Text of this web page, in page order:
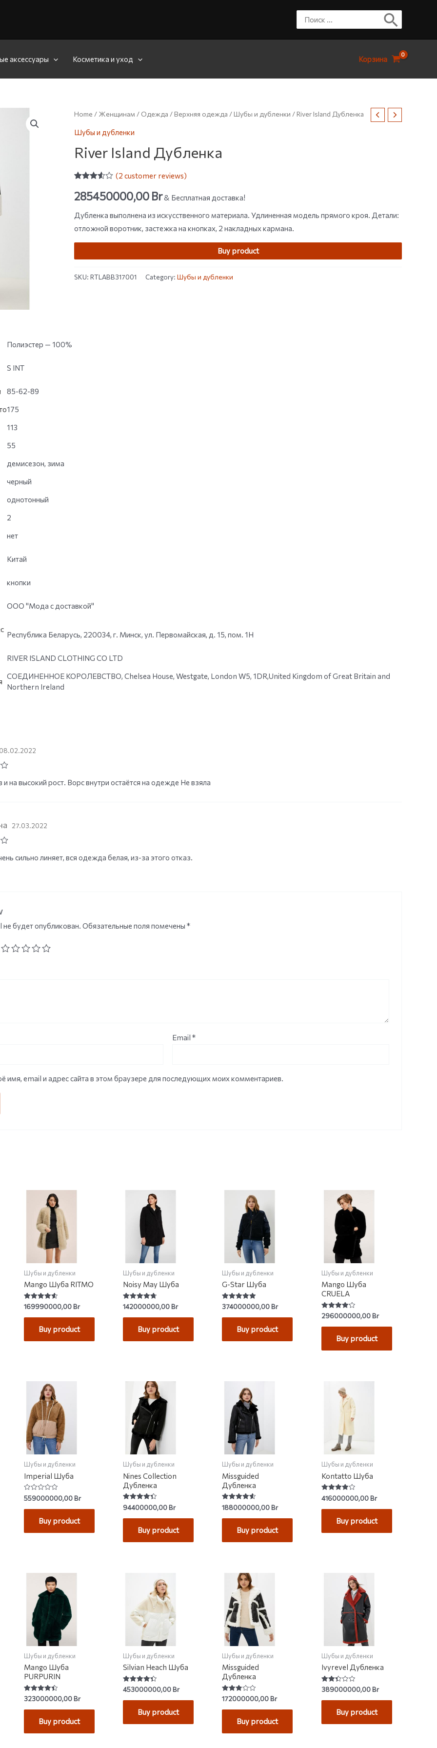
аксессуары Косметика и уход Корзина
Home / Женщинам / Одежда /Верхняя одежда /Шубы и дубленки / River Island Дубленка
Шубы и дубленки
River Island Дубленка
3.50out
of 5
on
ratings
(2 customer reviews)
285450000,00 Br& Бесплатная доставка!
Дубленка выполнена из искусственного материала. Удлиненная модель прямого кроя. Детали:
отложной воротник, застежка на кнопках, 2 накладных кармана.
Buy product
SKU: RTLABB317001 Category: Шубы и дубленки
Полиэстер — 100%
S INT
85-62-89
175
113
55
демисезон, зима
черный
однотонный
2
нет
Китай
кнопки
ООО "Мода с доставкой"
Республика Беларусь, 220034, г. Минск, ул. Первомайская, д. 15, пом. 1Н
RIVER ISLAND CLOTHING CO LTD
СОЕДИНЕННОЕ КОРОЛЕВСТВО, Chelsea House, Westgate, London W5, 1DR,United Kingdom of Great Britain and
Northern Ireland
08.02.2022
и на высокий рост. Ворс внутри остаётся на одежде Не взяла
27.03.2022
сильно линяет, вся одежда белая, из-за этого отказ.
будет опубликован. Обязательные поля помечены*
Email*
имя, email и адрес сайта в этом браузере для последующих моих комментариев.
Шубы и дубленки
Mango Шуба RITMO
Rated
4.67
out of 5
169990000,00Br
Buy product
Шубы и дубленки
Noisy May Шуба
Rated
4.76
out of 5
142000000,00Br
Buy product
Шубы и дубленки
G-Star Шуба
Rated
5.00
out of 5
374000000,00Br
Buy product
Шубы и дубленки
Mango Шуба
CRUELA
Rated
4.17
out of 5
296000000,00Br
Buy product
Шубы и дубленки
Imperial Шуба
Rated
0
out
559000000,00Br
Buy product
Шубы и дубленки
Nines Collection
Дубленка
Rated
4.43
out of 5
94400000,00Br
Buy product
Шубы и дубленки
Missguided
Дубленка
Rated
4.57
out of 5
188000000,00Br
Buy product
Шубы и дубленки
Kontatto Шуба
Rated
4.00
out of 5
416000000,00Br
Buy product
Шубы и дубленки
Mango Шуба
PURPURIN
Rated
4.48
out of 5
323000000,00Br
Buy product
Шубы и дубленки
Silvian Heach Шуба
Rated
4.40
out of 5
453000000,00Br
Buy product
Шубы и дубленки
Missguided
Дубленка
Rated
2.86
out of
172000000,00Br
Buy product
Шубы и дубленки
Ivyrevel Дубленка
Rated
2.42
out of
389000000,00Br
Buy product